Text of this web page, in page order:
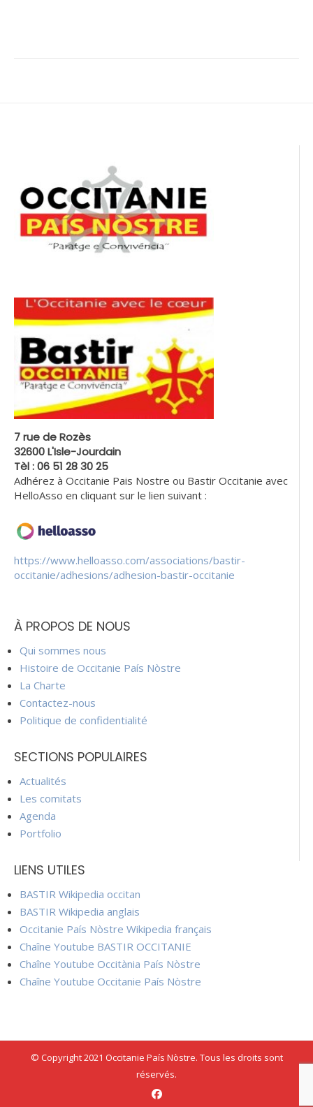
7 rue de Rozès
32600 L'Isle-Jourdain
Tèl : 06 51 28 30 25
Adhérez à Occitanie Pais Nostre ou Bastir Occitanie avec
HelloAsso en cliquant sur le lien suivant :
https://www.helloasso.com/associations/bastir-
occitanie/adhesions/adhesion-bastir-occitanie
À PROPOS DE NOUS
Qui sommes nous
Histoire de Occitanie País Nòstre
La Charte
Contactez-nous
Politique de confidentialité
SECTIONS POPULAIRES
Actualités
Les comitats
Agenda
Portfolio
LIENS UTILES
BASTIR Wikipedia occitan
BASTIR Wikipedia anglais
Occitanie País Nòstre Wikipedia français
Chaîne Youtube BASTIR OCCITANIE
Chaîne Youtube Occitània País Nòstre
Chaîne Youtube Occitanie País Nòstre
© Copyright 2021 Occitanie País Nòstre. Tous les droits sont
réservés.